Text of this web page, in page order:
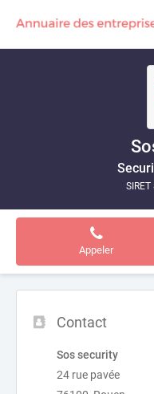
Appeler
Contact
Sos security
24 rue pavée